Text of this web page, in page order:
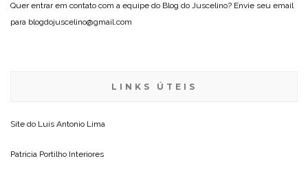
Quer entrar em contato com a equipe do Blog do Juscelino? Envie seu email
para blogdojuscelino@gmail.com
LINKS ÚTEIS
Site do Luis Antonio Lima
Patricia Portilho Interiores